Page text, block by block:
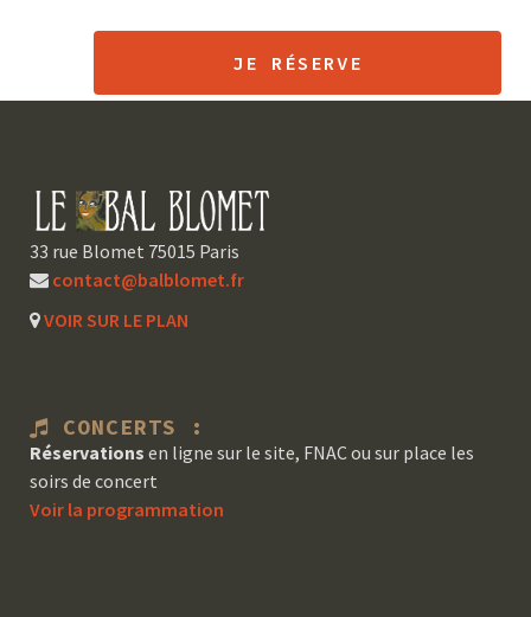
JE RÉSERVE
33 rue Blomet 75015 Paris
contact@balblomet.fr
VOIR SUR LE PLAN
CONCERTS :
Réservations en ligne sur le site, FNAC ou sur place les
soirs de concert
Voir la programmation